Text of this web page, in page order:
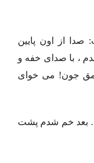
از اون پایین
، با صدای خفه و
جون! می خوای
بعد خم شدم پشت